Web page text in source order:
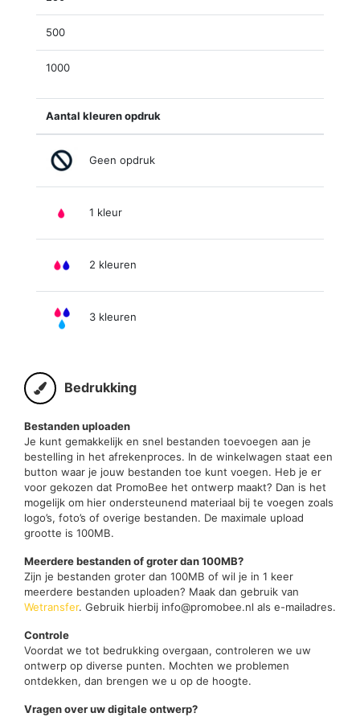
500
1000
Aantal kleuren opdruk
Geen opdruk
1 kleur
2 kleuren
3 kleuren
Bedrukking
Bestanden uploaden
Je kunt gemakkelijk en snel bestanden toevoegen aan je
bestelling in het afrekenproces. In de winkelwagen staat een
button waar je jouw bestanden toe kunt voegen. Heb je er
voor gekozen dat PromoBee het ontwerp maakt? Dan is het
mogelijk om hier ondersteunend materiaal bij te voegen zoals
logo’s, foto’s of overige bestanden. De maximale upload
grootte is 100MB.
Meerdere bestanden of groter dan 100MB?
Zijn je bestanden groter dan 100MB of wil je in 1 keer
meerdere bestanden uploaden? Maak dan gebruik van
Wetransfer. Gebruik hierbij info@promobee.nl als e-mailadres.
Controle
Voordat we tot bedrukking overgaan, controleren we uw
ontwerp op diverse punten. Mochten we problemen
ontdekken, dan brengen we u op de hoogte.
Vragen over uw digitale ontwerp?